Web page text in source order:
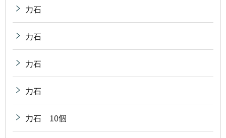
力石
力石
力石
力石
力石 10個